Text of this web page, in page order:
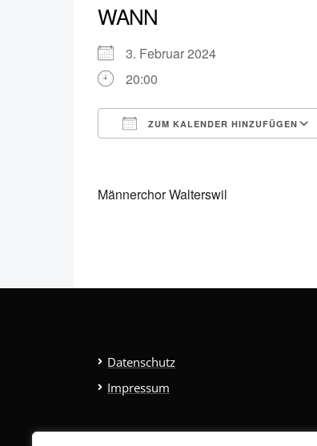
WANN
3. Februar 2024
20:00
ZUM KALENDER HINZUFÜGEN
Männerchor Walterswil
Datenschutz
Impressum